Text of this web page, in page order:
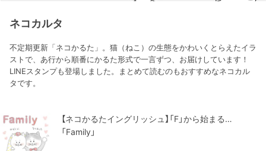
ネコカルタ
不定期更新「ネコかるた」。猫（ねこ）の生態をかわいくとらえたイラ
ストで、あ行から順番にかるた形式で一言ずつ、お届けしています！
LINEスタンプも登場しました。まとめて読むのもおすすめなネコカル
タです。
【ネコかるたイングリッシュ】「F」から始まる…
「Family」